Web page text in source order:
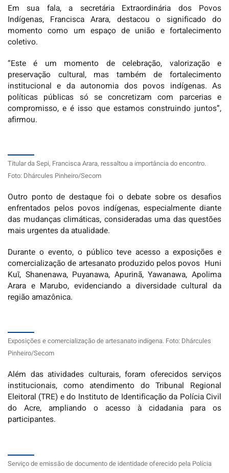
Em sua fala, a secretária Extraordinária dos Povos
Indígenas, Francisca Arara, destacou o significado do
momento como um espaço de união e fortalecimento
coletivo.
“Este é um momento de celebração, valorização e
preservação cultural, mas também de fortalecimento
institucional e da autonomia dos povos indígenas. As
políticas públicas só se concretizam com parcerias e
compromisso, e é isso que estamos construindo juntos”,
afirmou.
Titular da Sepi, Francisca Arara, ressaltou a importância do encontro.
Foto: Dhárcules Pinheiro/Secom
Outro ponto de destaque foi o debate sobre os desafios
enfrentados pelos povos indígenas, especialmente diante
das mudanças climáticas, consideradas uma das questões
mais urgentes da atualidade.
Durante o evento, o público teve acesso a exposições e
comercialização de artesanato produzido pelos povos Huni
Kuĩ, Shanenawa, Puyanawa, Apurinã, Yawanawa, Apolima
Arara e Marubo, evidenciando a diversidade cultural da
região amazônica.
Exposições e comercialização de artesanato indígena. Foto: Dhárcules
Pinheiro/Secom
Além das atividades culturais, foram oferecidos serviços
institucionais, como atendimento do Tribunal Regional
Eleitoral (TRE) e do Instituto de Identificação da Polícia Civil
do Acre, ampliando o acesso à cidadania para os
participantes.
Serviço de emissão de documento de identidade oferecido pela Polícia